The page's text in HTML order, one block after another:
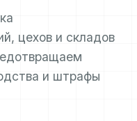
цехов и складов
и штрафы